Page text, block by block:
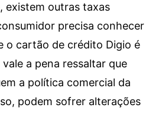
existem outras taxas
precisa conhecer
o cartão de crédito Digio é
a pena ressaltar que
a política comercial da
podem sofrer alterações